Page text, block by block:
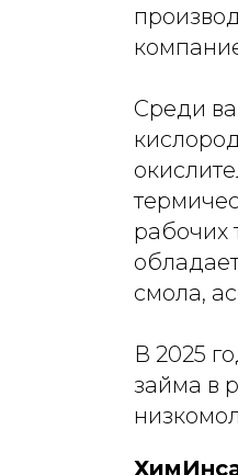
Среди
рабочих
смола,
В 2025
займа в